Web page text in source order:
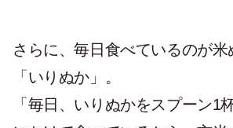
さらに、毎日食べているのが米
「いりぬか」。
「毎日、いりぬかをスプーン1